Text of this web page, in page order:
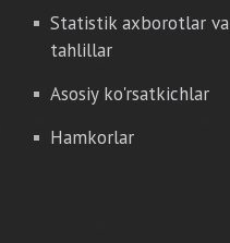
Statistik axborotlar va
tahlillar
Asosiy ko'rsatkichlar
Hamkorlar